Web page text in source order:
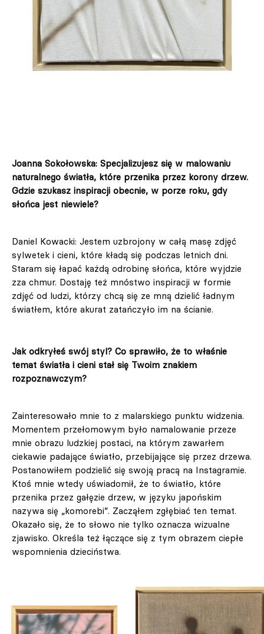
Joanna Sokołowska: Specjalizujesz się w malowaniu
naturalnego światła, które przenika przez korony drzew.
Gdzie szukasz inspiracji obecnie, w porze roku, gdy
słońca jest niewiele?
Daniel Kowacki: Jestem uzbrojony w całą masę zdjęć
sylwetek i cieni, które kładą się podczas letnich dni.
Staram się łapać każdą odrobinę słońca, które wyjdzie
zza chmur. Dostaję też mnóstwo inspiracji w formie
zdjęć od ludzi, którzy chcą się ze mną dzielić ładnym
światłem, które akurat zatańczyło im na ścianie.
Jak odkryłeś swój styl? Co sprawiło, że to właśnie
temat światła i cieni stał się Twoim znakiem
rozpoznawczym?
Zainteresowało mnie to z malarskiego punktu widzenia.
Momentem przełomowym było namalowanie przeze
mnie obrazu ludzkiej postaci, na którym zawarłem
ciekawie padające światło, przebijające się przez drzewa.
Postanowiłem podzielić się swoją pracą na Instagramie.
Ktoś mnie wtedy uświadomił, że to światło, które
przenika przez gałęzie drzew, w języku japońskim
nazywa się „komorebi”. Zacząłem zgłębiać ten temat.
Okazało się, że to słowo nie tylko oznacza wizualne
zjawisko. Określa też łączące się z tym obrazem ciepłe
wspomnienia dzieciństwa.